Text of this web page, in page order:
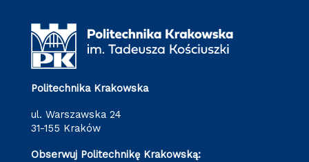
Politechnika Krakowska
ul. Warszawska 24
31-155 Kraków
Obserwuj Politechnikę Krakowską: